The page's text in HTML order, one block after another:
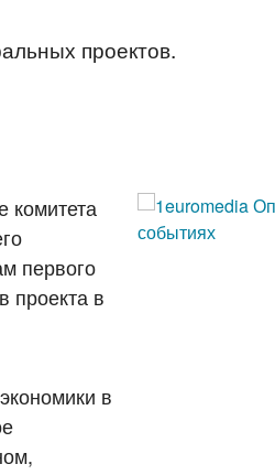
проектов.
комитета
первого
проекта в
в